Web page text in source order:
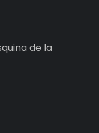
de la